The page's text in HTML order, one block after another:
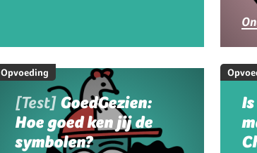
Opvoeding
[Test] GoedGezien:
Hoe goed ken jij de
symbolen?